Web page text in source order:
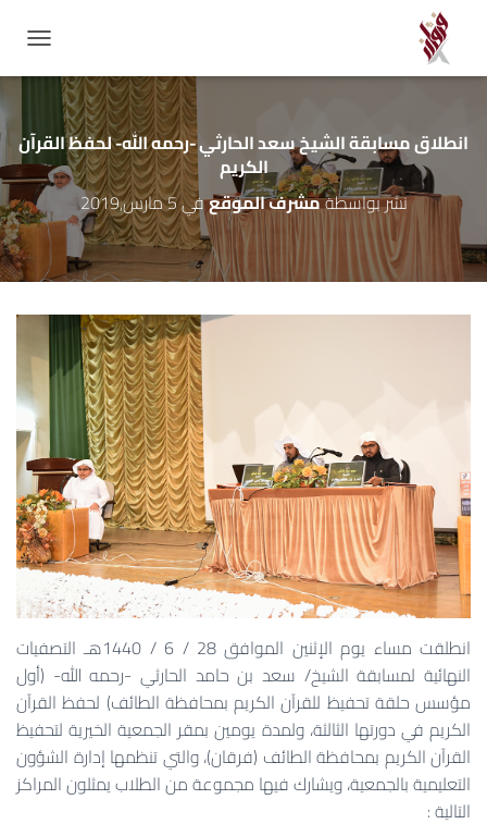
انطلاق مسابقة الشيخ سعد الحارثي -رحمه الله- لحفظ القرآن
الكريم
نشر بواسطةمشرف الموقعفي5 مارس,2019
انطلقت مساء يوم الإثنين الموافق 28 / 6 / 1440هـ التصفيات
النهائية لمسابقة الشيخ/ سعد بن حامد الحارثي -رحمه الله- (أول
مؤسس حلقة تحفيظ للقرآن الكريم بمحافظة الطائف) لحفظ القرآن
الكريم في دورتها الثالثة، ولمدة يومين بمقر الجمعية الخيرية لتحفيظ
القرآن الكريم بمحافظة الطائف (فرقان)، والتي تنظمها إدارة الشؤون
التعليمية بالجمعية، ويشارك فيها مجموعة من الطلاب يمثلون المراكز
التالية :